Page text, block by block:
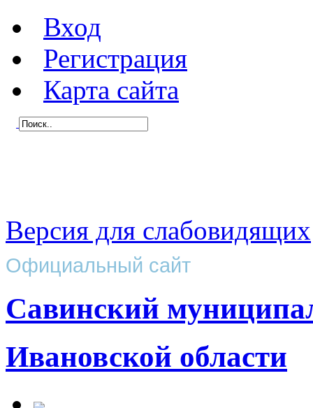
Вход
Регистрация
Карта сайта
Версия для слабовидящих
Официальный сайт
Савинский
Ивановской области